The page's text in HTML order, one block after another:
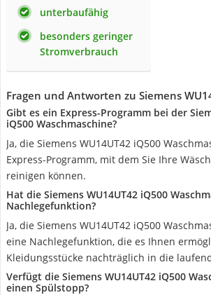
unterbaufähig
besonders geringer
Stromverbrauch
Fragen und Antworten zu Siemens
Gibt es ein Express-Programm bei der
iQ500 Waschmaschine?
Ja, die Siemens WU14UT42 iQ500
Express-Programm, mit dem Sie Ihre
reinigen können.
Hat die Siemens WU14UT42 iQ500
Nachlegefunktion?
Ja, die Siemens WU14UT42 iQ500
eine Nachlegefunktion, die es Ihnen
Kleidungsstücke nachträglich in die
Verfügt die Siemens WU14UT42 iQ500
einen Spülstopp?